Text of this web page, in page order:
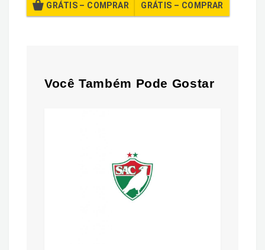
GRÁTIS – COMPRAR
Você Também Pode Gostar